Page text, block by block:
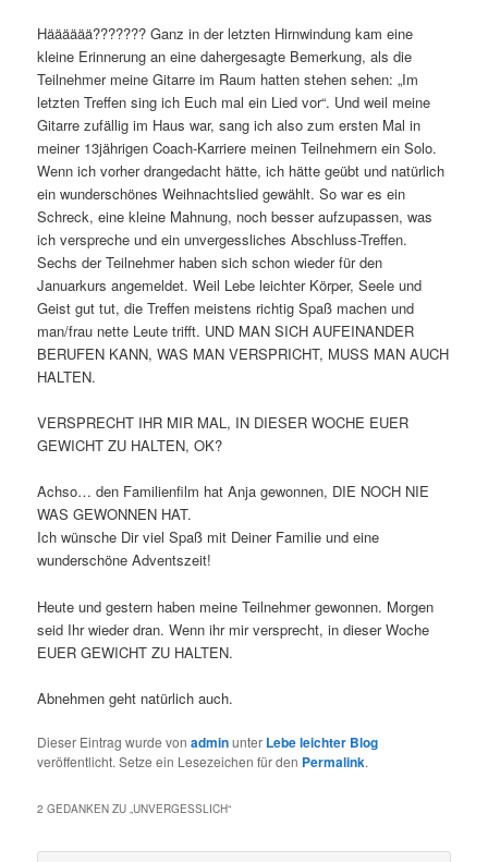
Hääääää??????? Ganz in der letzten Hirnwindung kam eine
kleine Erinnerung an eine dahergesagte Bemerkung, als die
Teilnehmer meine Gitarre im Raum hatten stehen sehen: „Im
letzten Treffen sing ich Euch mal ein Lied vor“. Und weil meine
Gitarre zufällig im Haus war, sang ich also zum ersten Mal in
meiner 13jährigen Coach-Karriere meinen Teilnehmern ein Solo.
Wenn ich vorher drangedacht hätte, ich hätte geübt und natürlich
ein wunderschönes Weihnachtslied gewählt. So war es ein
Schreck, eine kleine Mahnung, noch besser aufzupassen, was
ich verspreche und ein unvergessliches Abschluss-Treffen.
Sechs der Teilnehmer haben sich schon wieder für den
Januarkurs angemeldet. Weil Lebe leichter Körper, Seele und
Geist gut tut, die Treffen meistens richtig Spaß machen und
man/frau nette Leute trifft. UND MAN SICH AUFEINANDER
BERUFEN KANN, WAS MAN VERSPRICHT, MUSS MAN AUCH
HALTEN.
VERSPRECHT IHR MIR MAL, IN DIESER WOCHE EUER
GEWICHT ZU HALTEN, OK?
Achso… den Familienfilm hat Anja gewonnen, DIE NOCH NIE
WAS GEWONNEN HAT.
Ich wünsche Dir viel Spaß mit Deiner Familie und eine
wunderschöne Adventszeit!
Heute und gestern haben meine Teilnehmer gewonnen. Morgen
seid Ihr wieder dran. Wenn ihr mir versprecht, in dieser Woche
EUER GEWICHT ZU HALTEN.
Abnehmen geht natürlich auch.
Dieser Eintrag wurde vonadminunter Lebe leichter Blog
veröffentlicht. Setze ein Lesezeichen für den Permalink.
2 GEDANKEN ZU „UNVERGESSLICH“